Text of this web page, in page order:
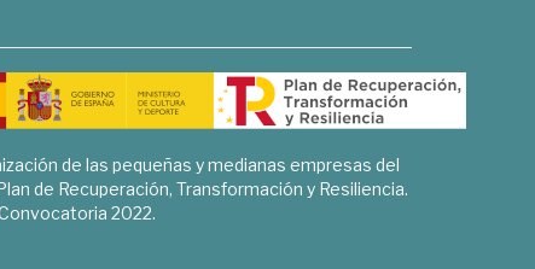
de las pequeñas y medianas empresas del
de Recuperación, Transformación y Resiliencia.
2022.